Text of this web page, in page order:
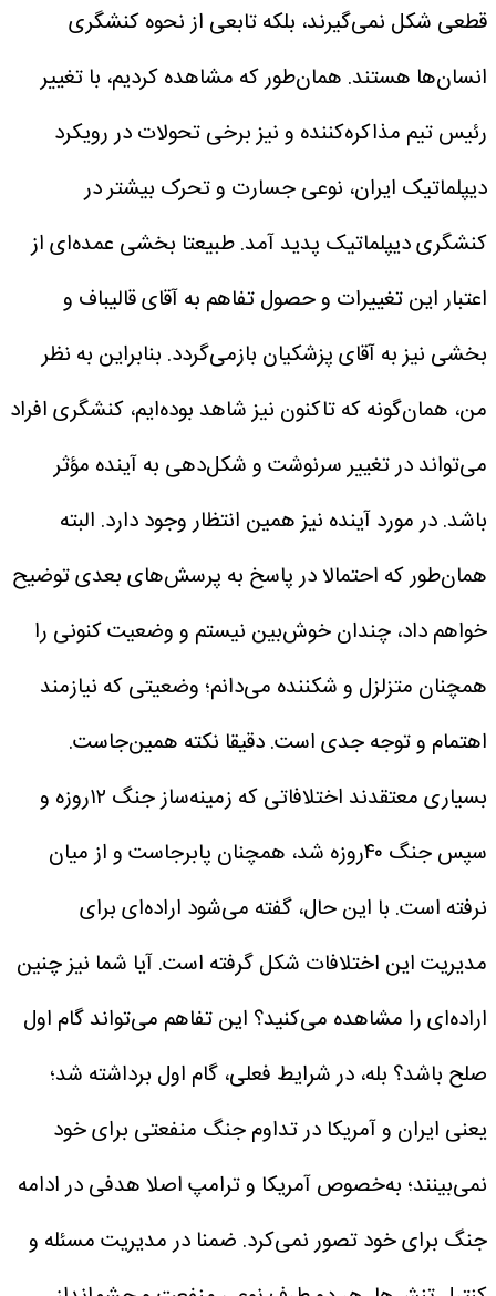
قطعی شکل نمی‌گیرند، بلکه تابعی از نحوه کنشگری
انسان‌ها هستند. همان‌طور که مشاهده کردیم، با تغییر
رئیس تیم مذاکره‌کننده و نیز برخی تحولات در رویکرد
دیپلماتیک ایران، نوعی جسارت و تحرک بیشتر در
کنشگری دیپلماتیک پدید آمد. طبیعتا بخشی عمده‌ای از
اعتبار این تغییرات و حصول تفاهم به آقای قالیباف و
بخشی نیز به آقای پزشکیان بازمی‌گردد. بنابراین به نظر
من، همان‌گونه که تاکنون نیز شاهد بوده‌ایم، کنشگری افراد
می‌تواند در تغییر سرنوشت و شکل‌دهی به آینده مؤثر
باشد.در مورد آینده نیز همین انتظار وجود دارد. البته
همان‌طور که احتمالا در پاسخ به پرسش‌های بعدی توضیح
خواهم داد، چندان خوش‌بین نیستم و وضعیت کنونی را
همچنان متزلزل و شکننده می‌دانم؛ وضعیتی که نیازمند
اهتمام و توجه جدی است.دقیقا نکته همین‌جاست.
بسیاری معتقدند اختلافاتی که زمینه‌ساز جنگ ۱۲روزه و
سپس جنگ ۴۰روزه شد، همچنان پابرجاست و از میان
نرفته است. با این حال، گفته می‌شود اراده‌ای برای
مدیریت این اختلافات شکل گرفته است. آیا شما نیز چنین
اراده‌ای را مشاهده می‌کنید؟ این تفاهم می‌تواند گام اول
صلح باشد؟ بله، در شرایط فعلی، گام اول برداشته شد؛
یعنی ایران و آمریکا در تداوم جنگ منفعتی برای خود
نمی‌بینند؛ به‌خصوص آمریکا و ترامپ اصلا هدفی در ادامه
جنگ برای خود تصور نمی‌کرد. ضمنا در مدیریت مسئله و